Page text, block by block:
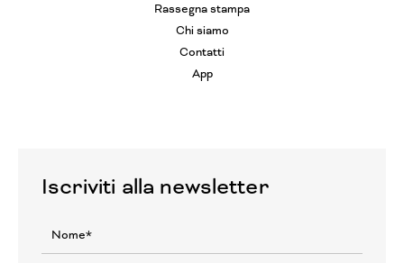
Rassegna stampa
Chi siamo
Contatti
App
Iscriviti alla newsletter